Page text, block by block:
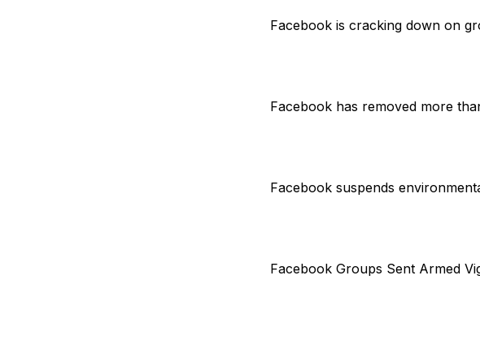
Facebook is cracking down on
Facebook has removed more
Facebook suspends
Facebook Groups Sent Armed